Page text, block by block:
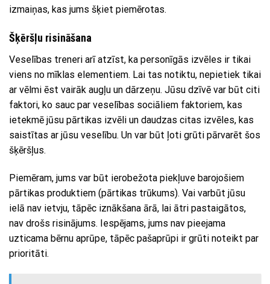
izmaiņas, kas jums šķiet piemērotas.
Šķēršļu risināšana
Veselības treneri arī atzīst, ka personīgās izvēles ir tikai
viens no mīklas elementiem. Lai tas notiktu, nepietiek tikai
ar vēlmi ēst vairāk augļu un dārzeņu. Jūsu dzīvē var būt citi
faktori, ko sauc par veselības sociāliem faktoriem, kas
ietekmē jūsu pārtikas izvēli un daudzas citas izvēles, kas
saistītas ar jūsu veselību. Un var būt ļoti grūti pārvarēt šos
šķēršļus.
Piemēram, jums var būt ierobežota piekļuve barojošiem
pārtikas produktiem (pārtikas trūkums). Vai varbūt jūsu
ielā nav ietvju, tāpēc iznākšana ārā, lai ātri pastaigātos,
nav drošs risinājums. Iespējams, jums nav pieejama
uzticama bērnu aprūpe, tāpēc pašaprūpi ir grūti noteikt par
prioritāti.